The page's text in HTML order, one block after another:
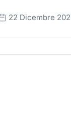
22 Dicembre